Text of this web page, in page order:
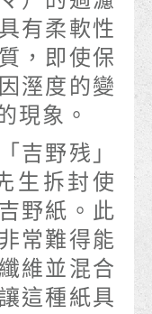
有柔軟性
，即使保
溼度的變
現象。
野残」
生拆封使
野紙。此
常難得能
維並混合
這種紙具